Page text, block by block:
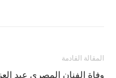
المقالة القادمة
وفاة الفنان المصري عبد